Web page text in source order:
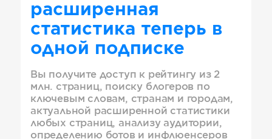
расширенная
статистика теперь в
одной подписке
Вы получите доступ к рейтингу из 2
млн. страниц, поиску блогеров по
ключевым словам, странам и городам,
актуальной расширенной статистики
любых страниц, анализу аудитории,
определению ботов и инфлюенсеров